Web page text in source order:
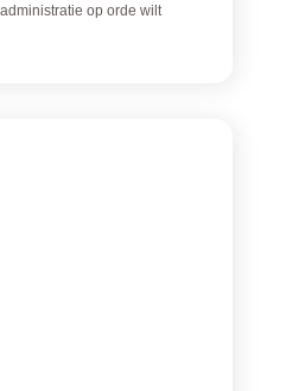
op orde wilt